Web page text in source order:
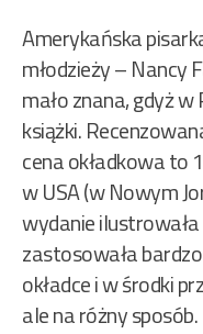
Amerykańska
młodzieży – Nancy
mało znana, gdyż
książki.
cena okładkowa to
w USA (w Nowym
wydanie
zastosowała
okładce i w środki
ale na różny sposób.